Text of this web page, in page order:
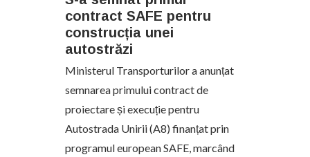
contract SAFE pentru
construcția unei
autostrăzi
Ministerul Transporturilor a anunțat
semnarea primului contract de
proiectare și execuție pentru
Autostrada Unirii (A8) finanțat prin
programul european SAFE, marcând